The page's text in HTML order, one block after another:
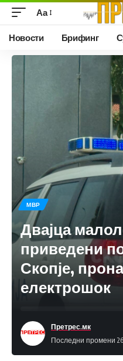
Аа
Новости Брифинг
МВР
Двајца
приведени
Скопје,
електрошок
Последни промени
Претрес.мк